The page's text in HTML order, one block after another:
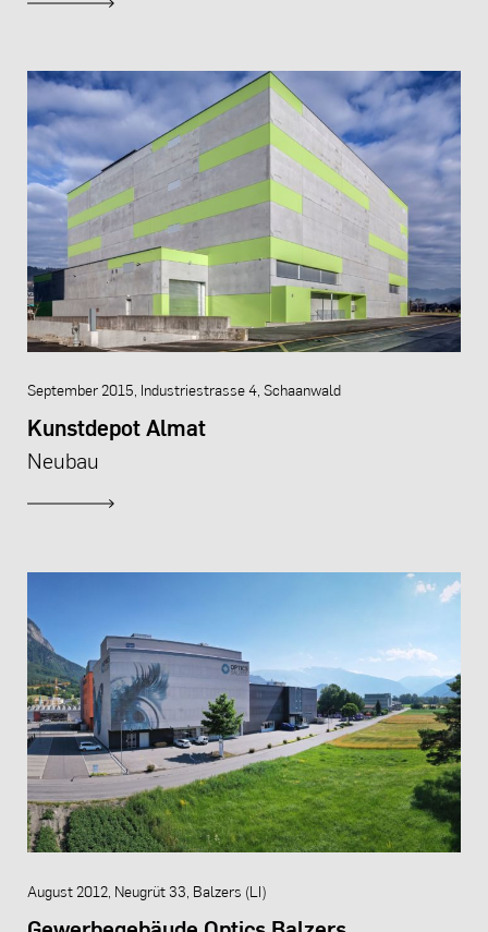
September 2015, Industriestrasse 4, Schaanwald
Kunstdepot Almat
Neubau
August 2012, Neugrüt 33, Balzers (LI)